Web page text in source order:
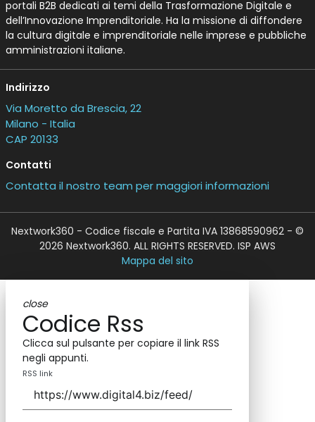
portali B2B dedicati ai temi della Trasformazione Digitale e
dell’Innovazione Imprenditoriale. Ha la missione di diffondere
la cultura digitale e imprenditoriale nelle imprese e pubbliche
amministrazioni italiane.
Indirizzo
Via Moretto da Brescia, 22
Milano - Italia
CAP 20133
Contatti
Contatta il nostro team per maggiori informazioni
Nextwork360 - Codice fiscale e Partita IVA 13868590962 - ©
2026 Nextwork360. ALL RIGHTS RESERVED. ISP AWS
Mappa del sito
close
Codice Rss
Clicca sul pulsante per copiare il link RSS
negli appunti.
RSS link